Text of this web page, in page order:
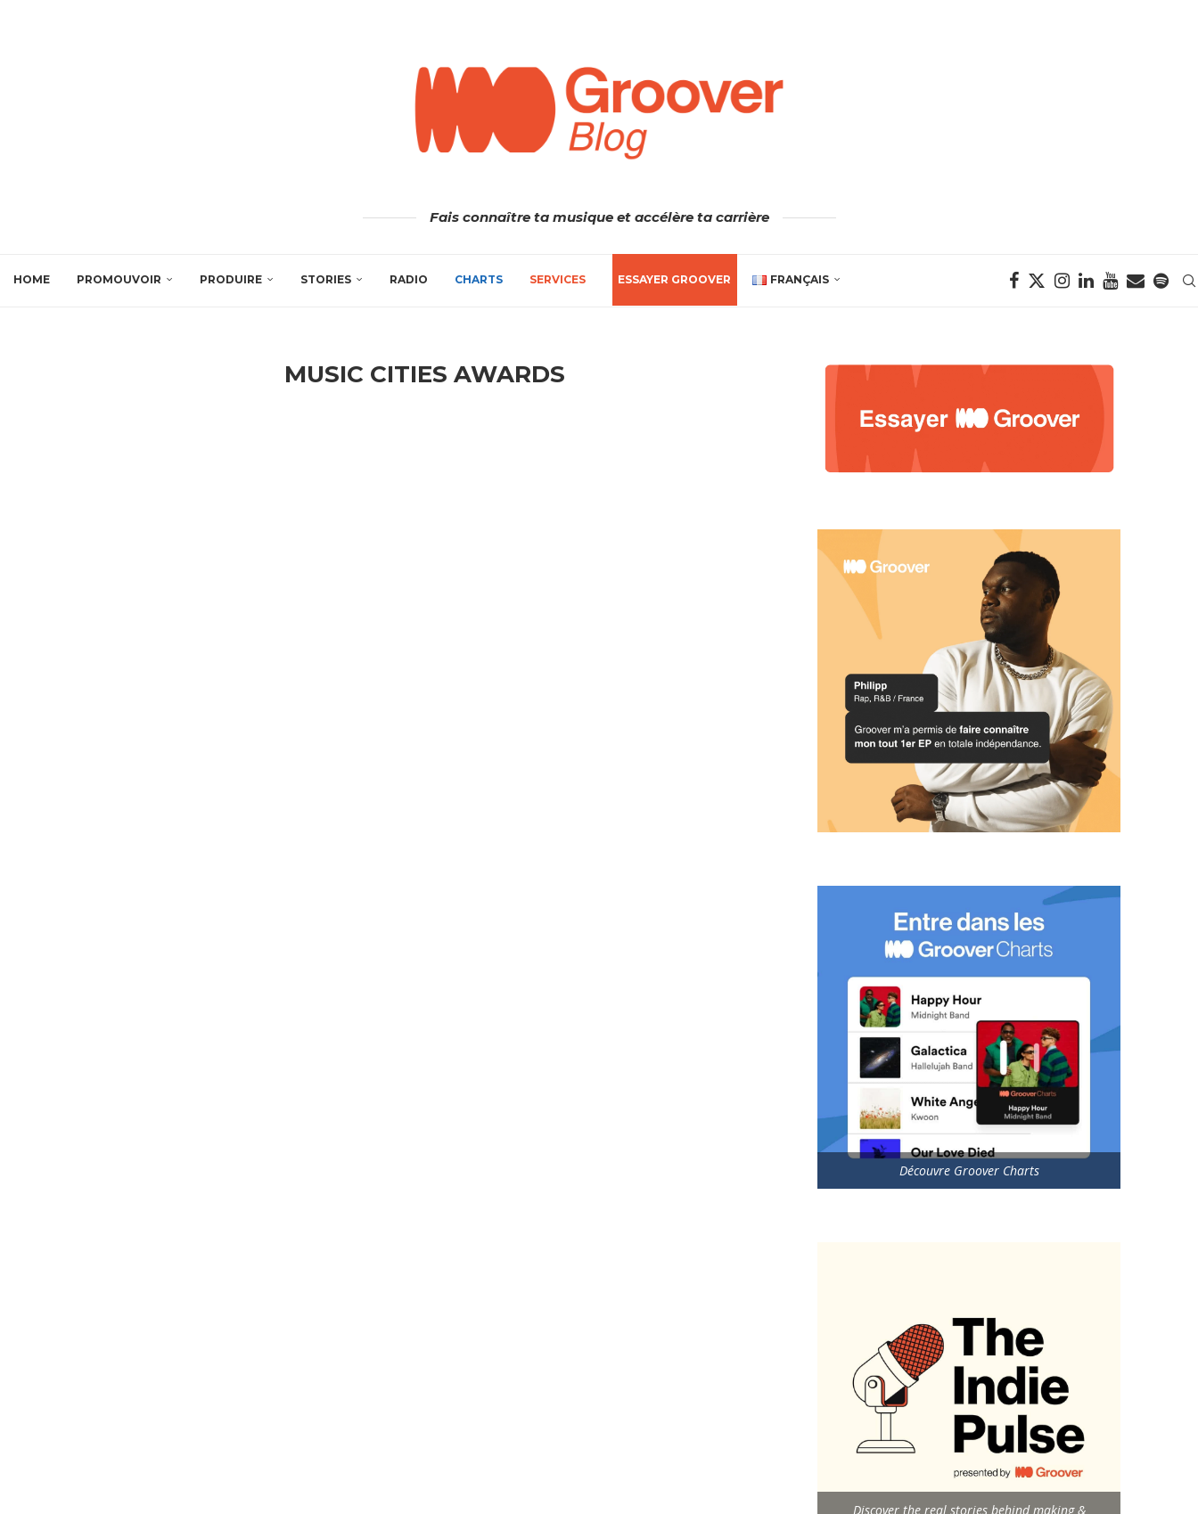
Fais connaître ta musique et accélère ta carrière
HOME PROMOUVOIR PRODUIRE STORIES RADIO CHARTS SERVICES ESSAYER GROOVER FRANÇAIS
MUSIC CITIES AWARDS
Découvre Groover Charts
Discover the real stories behind making &